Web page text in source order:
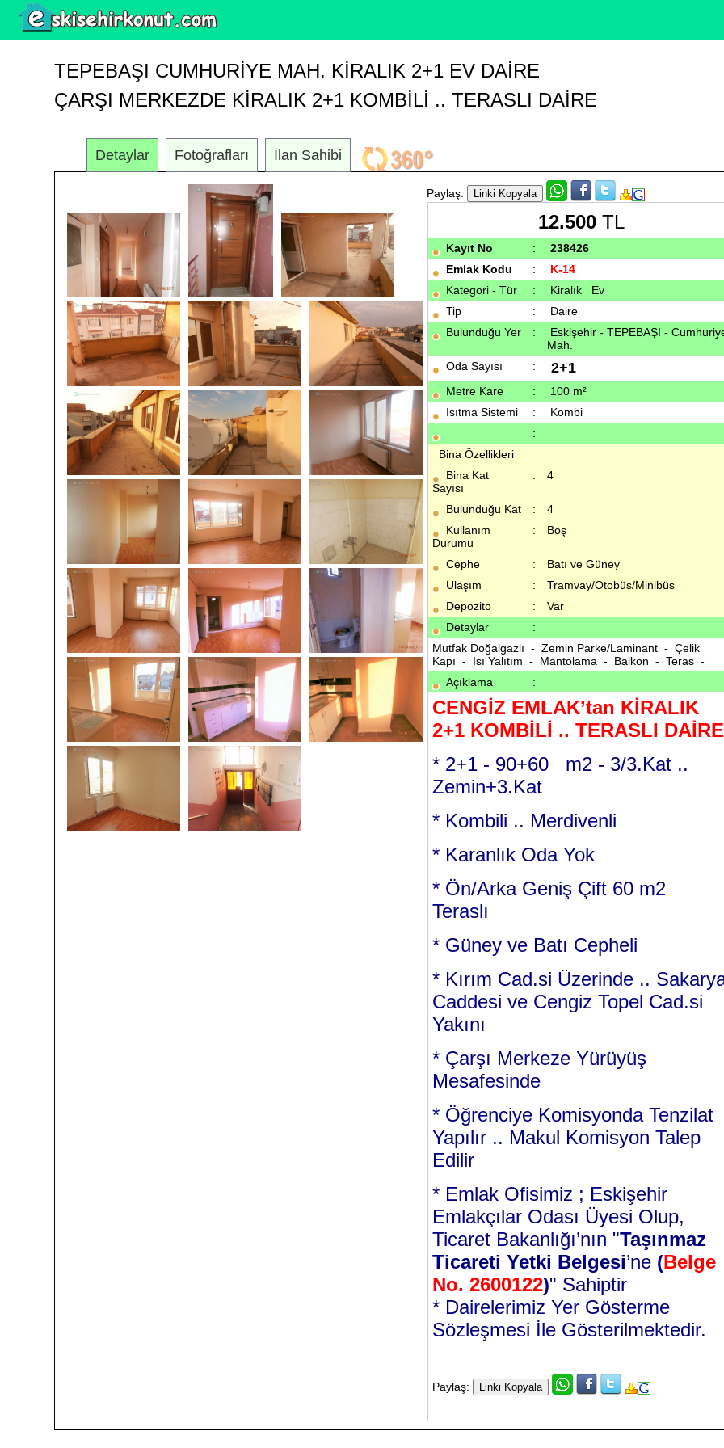
TEPEBAŞI CUMHURIYE MAH. KIRALIK 2+1 EV DAIRE
ÇARŞI MERKEZDE KİRALIK 2+1 KOMBİLİ .. TERASLI DAİRE
Detaylar Fotoğrafları İlan Sahibi
Paylaş:
12.500 TL
Kayıt No :
238426
Emlak Kodu
:
K-14
Kategori - Tür
: KiralıkEv
Tip
:
Daire
Bulunduğu Yer
:
Eskişehir - TEPEBAŞI -
Mah.
Oda Sayısı
: 2+1
Metre Kare :
100 m²
Isıtma Sistemi
:
Kombi
:
Bina Özellikleri
Bina Kat
Sayısı
: 4
Bulunduğu Kat :
4
Kullanım
Durumu
: Boş
Cephe :
Batı ve Güney
Ulaşım
:
Tramvay/Otobüs/Minibüs
Depozito
:
Var
Detaylar
:
Mutfak Doğalgazlı - Zemin Parke/Laminant - Çelik
Kapı - Isı Yalıtım - Mantolama - Balkon - Teras -
Açıklama
:
CENGİZ EMLAK’tan KİRALIK
2+1 KOMBİLİ .. TERASLI DAİRE
* 2+1 - 90+60 m2 - 3/3.Kat ..
Zemin+3.Kat
* Kombili .. Merdivenli
* Karanlık Oda Yok
* Ön/Arka Geniş Çift 60 m2
Teraslı
* Güney ve Batı Cepheli
* Kırım Cad.si Üzerinde ..
Caddesi ve Cengiz Topel Cad.si
Yakını
* Çarşı Merkeze Yürüyüş
Mesafesinde
* Öğrenciye Komisyonda Tenzilat
Yapılır .. Makul Komisyon Talep
Edilir
* Emlak Ofisimiz ; Eskişehir
Emlakçılar Odası Üyesi Olup,
Ticaret Bakanlığı’nın "Taşınmaz
Ticareti Yetki Belgesi’ne (Belge
No. 2600122)" Sahiptir
* Dairelerimiz Yer Gösterme
Sözleşmesi İle Gösterilmektedir.
Paylaş: